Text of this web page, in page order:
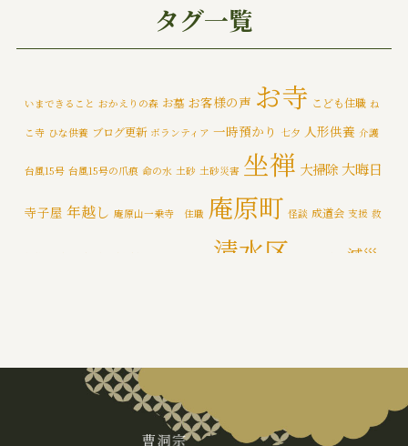
タグ一覧
いまできること おかえりの森 お墓 お客様の声 お寺 こども住職 ね
こ寺 ひな供養 ブログ更新 ボランティア 一時預かり 七夕 人形供養 介護
台風15号 台風15号の爪痕 命の水 土砂 土砂災害 坐禅 大掃除 大晦日
寺子屋 年越し 庵原山一乗寺 住職 庵原町 怪談 成道会 支援 救
清水区 減災